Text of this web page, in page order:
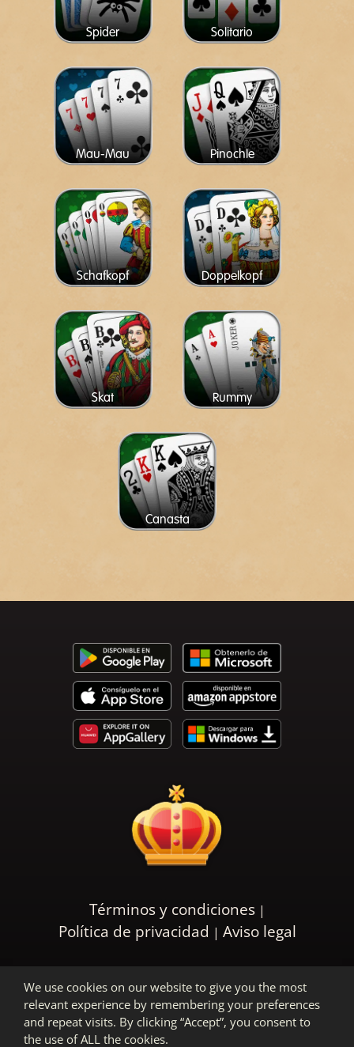
Spider Solitario
Mau-Mau Pinochle
Schafkopf Doppelkopf
Skat Rummy
Canasta
Términos y condiciones
Política de privacidad
Aviso legal
We use cookies on our website to give you the most
relevant experience by remembering your preferences
and repeat visits. By clicking “Accept”, you consent to
the use of ALL the cookies.